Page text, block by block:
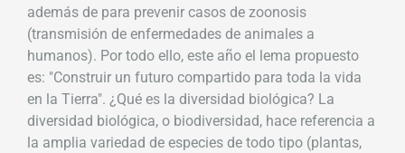
además de para prevenir casos de zoonosis
(transmisión de enfermedades de animales a
humanos). Por todo ello, este año el lema propuesto
es: "Construir un futuro compartido para toda la vida
en la Tierra". ¿Qué es la diversidad biológica? La
diversidad biológica, o biodiversidad, hace referencia a
la amplia variedad de especies de todo tipo (plantas,